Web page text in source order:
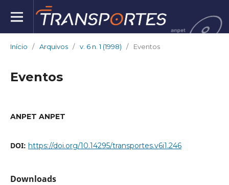
Início / Arquivos / v. 6 n. 1 (1998) / Eventos
Eventos
ANPET ANPET
DOI: https://doi.org/10.14295/transportes.v6i1.246
Downloads